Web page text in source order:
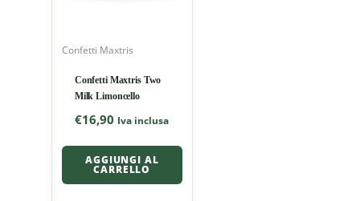
Confetti Maxtris
Confetti Maxtris Two
Milk Limoncello
€16,90 Iva inclusa
AGGIUNGI AL
CARRELLO